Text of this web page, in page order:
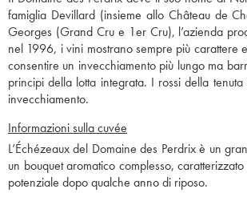
famiglia Devillard (insieme allo Château de
Georges (Grand Cru e 1er Cru), l’azienda
nel 1996, i vini mostrano sempre più carattere
consentire un invecchiamento più lungo ma
principi della lotta integrata. I rossi della
invecchiamento.
Informazioni sulla cuvée
L’Échézeaux del Domaine des Perdrix è un
un bouquet aromatico complesso,
potenziale dopo qualche anno di riposo.